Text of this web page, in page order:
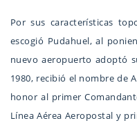
Por sus características
escogió Pudahuel, al
nuevo aeropuerto adoptó
1980, recibió el nombre de
honor al primer
Línea Aérea Aeropostal y